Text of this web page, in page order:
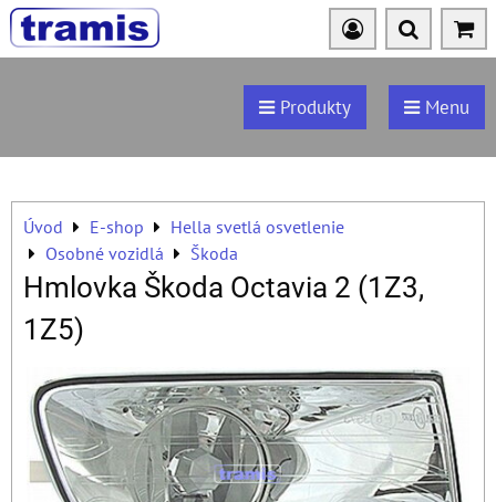
Produkty Menu
Úvod E-shop
Hella svetlá osvetlenie
Osobné vozidlá
Škoda
Hmlovka Škoda Octavia 2 (1Z3,
1Z5)